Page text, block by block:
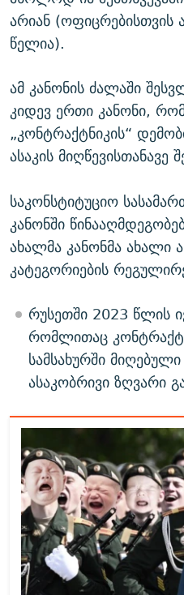
არიან (ოფიცრებისთვის
წელია).
ამ კანონის ძალაში
კიდევ ერთი კანონი,
„კონტრაქტნიკის“
ასაკის მიღწევისთანავე
საკონსტიტუციო
კანონში
ახალმა კანონმა ახალი
კატეგორიების
რუსეთში 2023 წლის
რომლითაც
სამსახურში
ასაკობრივი ზღვარი